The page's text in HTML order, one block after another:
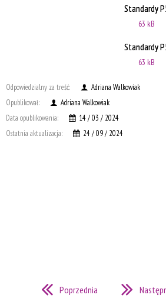
Standardy
63 kB
Standardy
63 kB
Odpowiedzialny za treść:
Adriana Walkowiak
Opublikował:
Adriana Walkowiak
Data opublikowania:
14 / 03 / 2024
Ostatnia aktualizacja:
24 / 09 / 2024
Poprzednia